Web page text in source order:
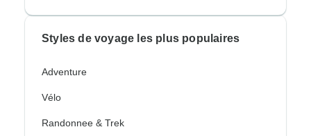
Styles de voyage les plus populaires
Adventure
Vélo
Randonnee & Trek